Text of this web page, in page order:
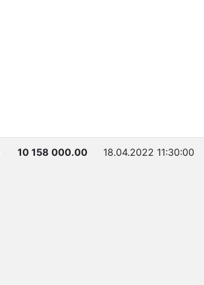
10 158 000.00 18.04.2022 11:30:00